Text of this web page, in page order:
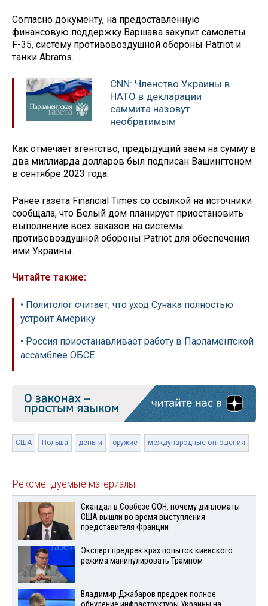
Согласно документу, на предоставленную
финансовую поддержку Варшава закупит самолеты
F-35, систему противовоздушной обороны Patriot и
танки Abrams.
CNN: Членство Украины в
НАТО в декларации
саммита назовут
необратимым
Как отмечает агентство, предыдущий заем на сумму в
два миллиарда долларов был подписан Вашингтоном
в сентябре 2023 года.
Ранее газета Financial Times со ссылкой на источники
сообщала, что Белый дом планирует приостановить
выполнение всех заказов на системы
противовоздушной обороны Patriot для обеспечения
ими Украины.
Читайте также:
• Политолог считает, что уход Сунака полностью
устроит Америку
• Россия приостанавливает работу в Парламентской
ассамблее ОБСЕ
США Польша деньги оружие международные отношения
Рекомендуемые материалы
Скандал в Совбезе ООН: почему дипломаты
США вышли во время выступления
представителя Франции
Эксперт предрек крах попыток киевского
режима манипулировать Трампом
Владимир Джабаров предрек полное